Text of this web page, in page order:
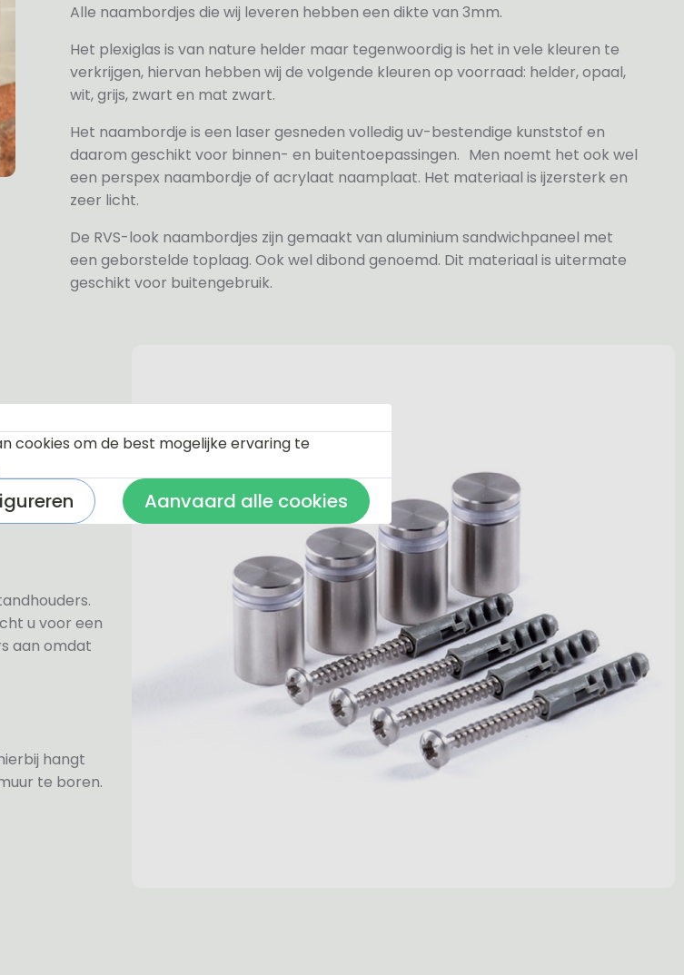
Alle naambordjes die wij leveren hebben een dikte van 3mm.
Het plexiglas is van nature helder maar tegenwoordig is het in vele kleuren te
verkrijgen, hiervan hebben wij de volgende kleuren op voorraad: helder, opaal,
wit, grijs, zwart en mat zwart.
Het naambordje is een laser gesneden volledig uv-bestendige kunststof en
daarom geschikt voor binnen- en buitentoepassingen. Men noemt het ook wel
een perspex naambordje of acrylaat naamplaat. Het materiaal is ijzersterk en
zeer licht.
De RVS-look naambordjes zijn gemaakt van aluminium sandwichpaneel met
een geborstelde toplaag. Ook wel dibond genoemd. Dit materiaal is uitermate
geschikt voor buitengebruik.
worden
u zelf kunt
u voor een
aan omdat
hangt
te boren.
cookies om de best mogelijke ervaring te
Aanvaard alle cookies